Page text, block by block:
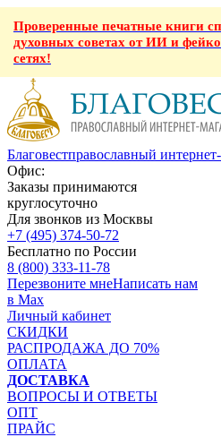
Проверенные печатные книги
духовных советах от ИИ и
сетях!
Благовестправославный
Офис:
Заказы принимаются
круглосуточно
Для звонков из Москвы
+7 (495) 374-50-72
Бесплатно по России
8 (800) 333-11-78
Перезвоните мнеНаписать нам
в Max
Личный кабинет
СКИДКИ
РАСПРОДАЖА ДО 70%
ОПЛАТА
ДОСТАВКА
ВОПРОСЫ И ОТВЕТЫ
ОПТ
ПРАЙС